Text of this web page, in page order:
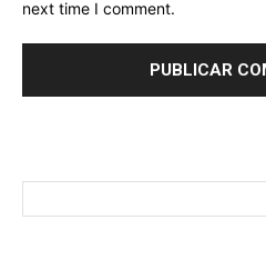
next time I comment.